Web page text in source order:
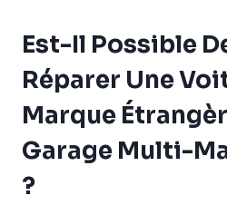
Est-Il Possible
Réparer Une
Marque
Garage Multi-
?